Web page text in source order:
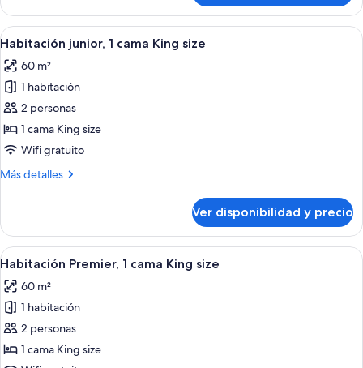
Deluxe
con
2
individuales
Ver
todas
las
fotos
de
Habitación
junior,
cama
Habitación de hotel con cama, sofá,
5
Habitación junior, 1 cama King size
60 m²
1 habitación
2 personas
1 cama King size
Wifi gratuito
Más detalles
Más
junior,
cama
size
Ver disponibilidad y precio
Ver
todas
las
fotos
de
Habitación
Una habitación de hotel con una
6
Habitación Premier, 1 cama King size
60 m²
1 habitación
2 personas
1 cama King size